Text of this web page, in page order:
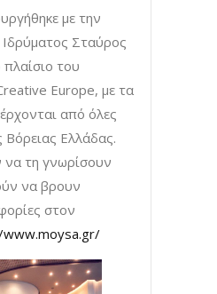
με την
Σταύρος
του
Europe, με τα
από όλες
Βόρειας Ελλάδας.
να τη γνωρίσουν
να βρουν
στον